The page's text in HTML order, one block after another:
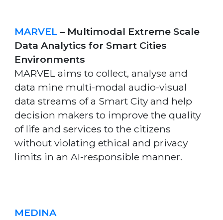
MARVEL – Multimodal Extreme Scale
Data Analytics for Smart Cities
Environments
MARVEL aims to collect, analyse and
data mine multi-modal audio-visual
data streams of a Smart City and help
decision makers to improve the quality
of life and services to the citizens
without violating ethical and privacy
limits in an AI-responsible manner.
MEDINA